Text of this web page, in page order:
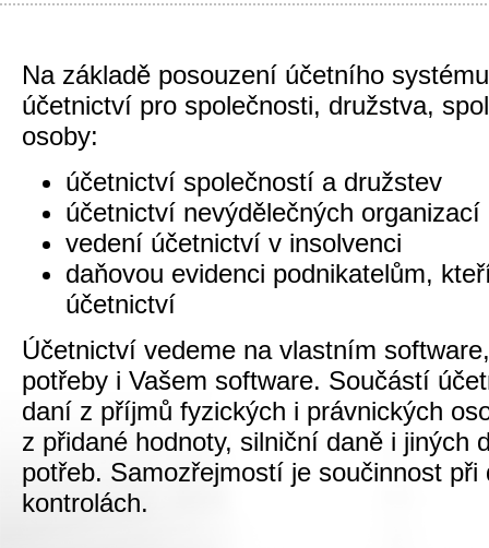
Na základě posouzení účetního
účetnictví pro společnosti, družstva,
osoby:
účetnictví společností a družstev
účetnictví nevýdělečných organizací
vedení účetnictví v insolvenci
daňovou evidenci podnikatelům,
účetnictví
Účetnictví vedeme na vlastním
potřeby i Vašem software. Součástí
daní z příjmů fyzických i právnických
z přidané hodnoty, silniční daně i jiných
potřeb. Samozřejmostí je součinnost při
kontrolách.